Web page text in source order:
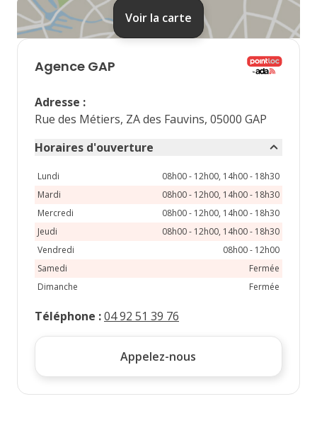
31
septembre 2026
7
14
21 23 24 25
28 30
Voir la carte
Agence GAP
Adresse :
Rue des Métiers, ZA des Fauvins, 05000 GAP
Horaires d'ouverture
Lundi
08h00 - 12h00, 14h00 - 18h30
Mardi
08h00 - 12h00, 14h00 - 18h30
Mercredi
08h00 - 12h00, 14h00 - 18h30
Jeudi
08h00 - 12h00, 14h00 - 18h30
Vendredi
08h00 - 12h00
Samedi
Fermée
Dimanche
Fermée
Téléphone :04 92 51 39 76
Appelez-nous